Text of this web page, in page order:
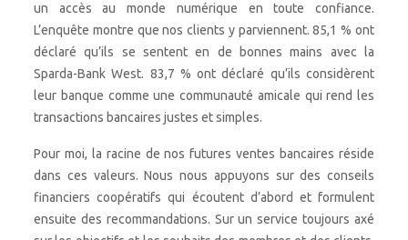
un accès au monde numérique en toute confiance.
L’enquête montre que nos clients y parviennent. 85,1 % ont
déclaré qu’ils se sentent en de bonnes mains avec la
Sparda-Bank West. 83,7 % ont déclaré qu’ils considèrent
leur banque comme une communauté amicale qui rend les
transactions bancaires justes et simples.
Pour moi, la racine de nos futures ventes bancaires réside
dans ces valeurs. Nous nous appuyons sur des conseils
financiers coopératifs qui écoutent d’abord et formulent
ensuite des recommandations. Sur un service toujours axé